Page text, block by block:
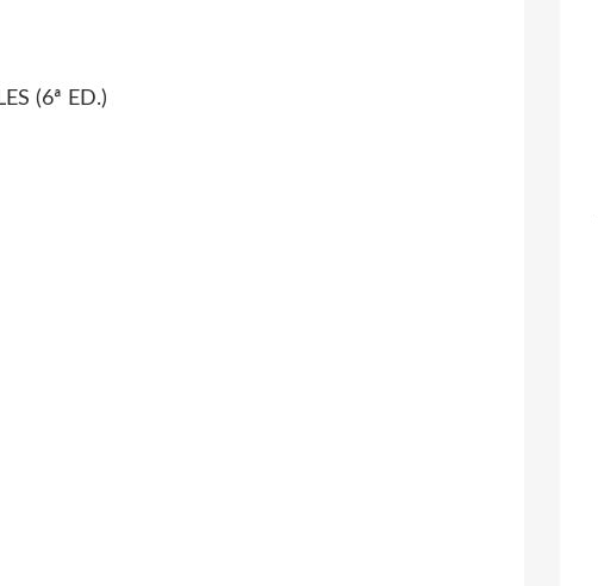
(6ª ED.)